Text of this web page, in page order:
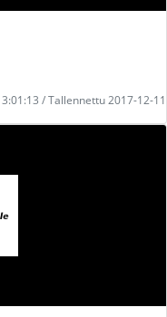
/ Tallennettu 2017-12-11